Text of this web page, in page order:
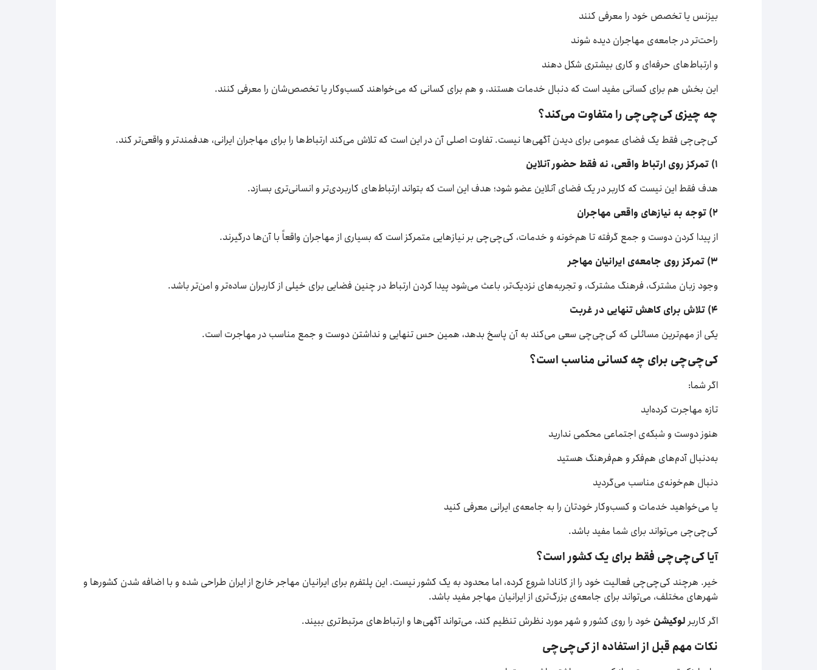
بیزنس یا تخصص خود را معرفی کنند
راحت‌تر در جامعه‌ی مهاجران دیده شوند
و ارتباط‌های حرفه‌ای و کاری بیشتری شکل دهند
این بخش هم برای کسانی مفید است که دنبال خدمات هستند، و هم برای کسانی که می‌خواهند کسب‌وکار یا تخصص‌شان را معرفی کنند.
چه چیزی کی‌چی‌چی را متفاوت می‌کند؟
کی‌چی‌چی فقط یک فضای عمومی برای دیدن آگهی‌ها نیست. تفاوت اصلی آن در این است که تلاش می‌کند ارتباط‌ها را برای مهاجران ایرانی، هدفمندتر و واقعی‌تر کند.
۱) تمرکز روی ارتباط واقعی، نه فقط حضور آنلاین
هدف فقط این نیست که کاربر در یک فضای آنلاین عضو شود؛ هدف این است که بتواند ارتباط‌های کاربردی‌تر و انسانی‌تری بسازد.
۲) توجه به نیازهای واقعی مهاجران
از پیدا کردن دوست و جمع گرفته تا هم‌خونه و خدمات، کی‌چی‌چی بر نیازهایی متمرکز است که بسیاری از مهاجران واقعاً با آن‌ها درگیرند.
۳) تمرکز روی جامعه‌ی ایرانیان مهاجر
وجود زبان مشترک، فرهنگ مشترک، و تجربه‌های نزدیک‌تر، باعث می‌شود پیدا کردن ارتباط در چنین فضایی برای خیلی از کاربران ساده‌تر و امن‌تر باشد.
۴) تلاش برای کاهش تنهایی در غربت
یکی از مهم‌ترین مسائلی که کی‌چی‌چی سعی می‌کند به آن پاسخ بدهد، همین حس تنهایی و نداشتن دوست و جمع مناسب در مهاجرت است.
کی‌چی‌چی برای چه کسانی مناسب است؟
اگر شما:
تازه مهاجرت کرده‌اید
هنوز دوست و شبکه‌ی اجتماعی محکمی ندارید
به‌دنبال آدم‌های هم‌فکر و هم‌فرهنگ هستید
دنبال هم‌خونه‌ی مناسب می‌گردید
یا می‌خواهید خدمات و کسب‌وکار خودتان را به جامعه‌ی ایرانی معرفی کنید
کی‌چی‌چی می‌تواند برای شما مفید باشد.
آیا کی‌چی‌چی فقط برای یک کشور است؟
خیر. هرچند کی‌چی‌چی فعالیت خود را از کانادا شروع کرده، اما محدود به یک کشور نیست. این پلتفرم برای ایرانیان مهاجر خارج از ایران طراحی شده و با اضافه شدن کشورها و
شهرهای مختلف، می‌تواند برای جامعه‌ی بزرگ‌تری از ایرانیان مهاجر مفید باشد.
اگر کاربرلوکیشن خود را روی کشور و شهر مورد نظرش تنظیم کند، می‌تواند آگهی‌ها و ارتباط‌های مرتبط‌تری ببیند.
نکات مهم قبل از استفاده از کی‌چی‌چی